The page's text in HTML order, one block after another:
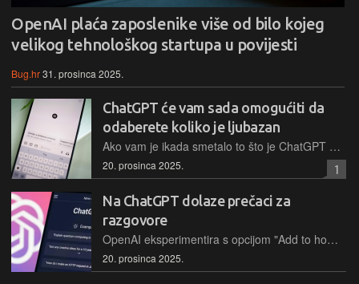
OpenAI plaća zaposlenike više od bilo kojeg
velikog tehnološkog startupa u povijesti
Bug.hr31. prosinca 2025.
ChatGPT će vam sada omogućiti da
odaberete koliko je ljubazan
Ako vam je ikada smetalo to što je ChatGPT previše ljubazan, to ćete od sada moći promijeniti u postavkama
20. prosinca 2025. 1
Na ChatGPT dolaze prečaci za
razgovore
OpenAI eksperimentira s opcijom "Add to home screen" koja bi korisnicima omogućavala postavljanje prečaca za specifične ChatGPT razgovore
20. prosinca 2025.